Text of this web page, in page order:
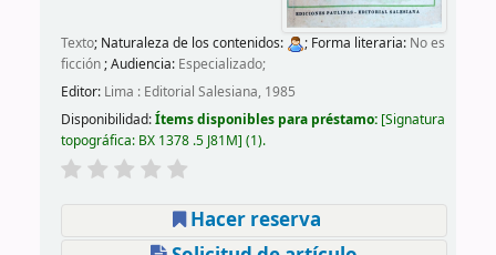
Texto; Naturaleza de los contenidos: ; Forma literaria: No es
ficción; Audiencia: Especializado;
Editor: Lima : Editorial Salesiana, 1985
Disponibilidad:Ítems disponibles para préstamo: Signatura
topográfica: BX 1378 .5 J81M (1).
Hacer reserva